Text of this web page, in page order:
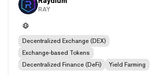
RAY
Decentralized Exchange (DEX)
Exchange-based Tokens
Decentralized Finance (DeFi)
Yield Farming